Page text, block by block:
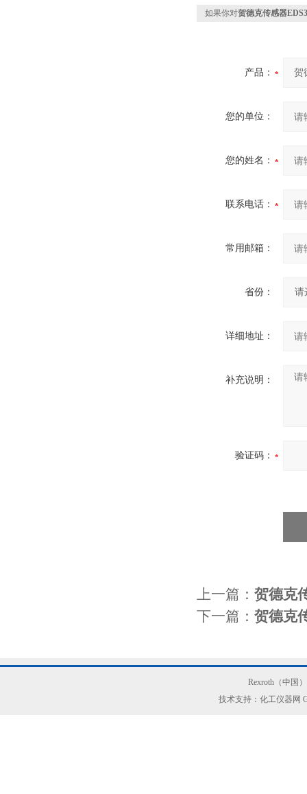
如果你对贺德克传感器
产品：
您的单位：
您的姓名：
联系电话：
常用邮箱：
省份：
详细地址：
补充说明：
验证码：
上一篇： 贺德克
下一篇： 贺德克
Rexroth（中国
技术支持：化工仪器网